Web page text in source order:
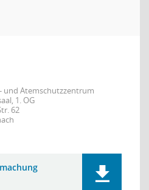
und Atemschutzzentrum
1. OG
62